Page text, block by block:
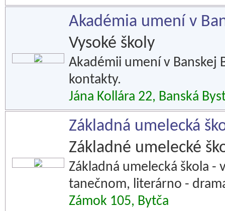
Akadémia umení v
Vysoké školy
Akadémii umení v Banskej
kontakty.
Jána Kollára 22, Banská
Základná umelecká
Základné umelecké
Základná umelecká škola
tanečnom, literárno -
Zámok 105, Bytča